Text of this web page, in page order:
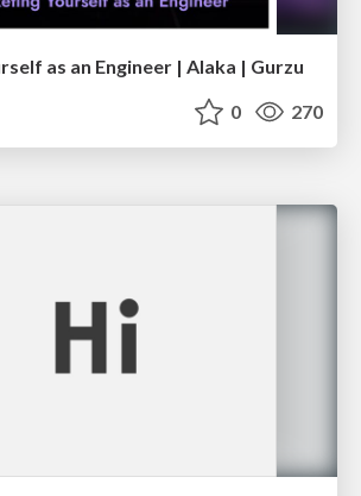
as an Engineer | Alaka | Gurzu
0 270